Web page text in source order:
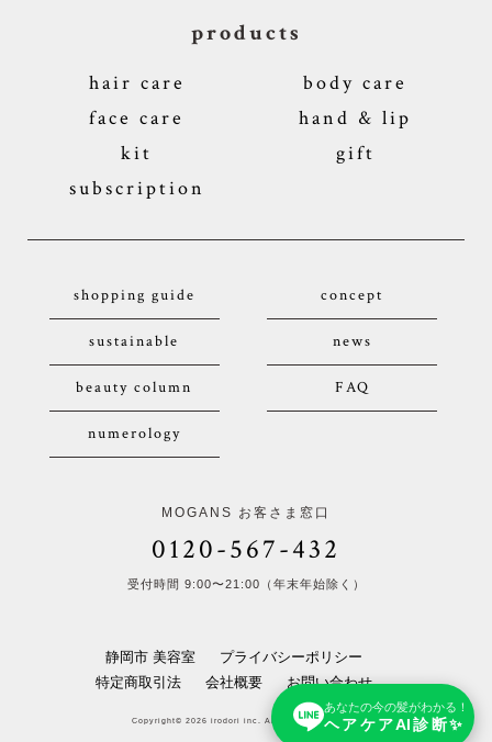
あなたの今の髪がわかる！
ヘアケアAI診断✨
products
hair care
body care
face care
hand & lip
kit
gift
subscription
shopping guide concept
sustainable news
beauty column FAQ
numerology
MOGANS お客さま窓口
0120-567-432
受付時間 9:00〜21:00（年末年始除く）
静岡市 美容室
プライバシーポリシー
特定商取引法
会社概要 お問い合わせ
Copyright© 2026 irodori inc. All Rights Reserved.